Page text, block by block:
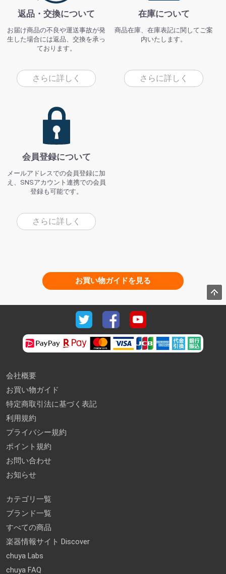
返品・交換について
お届け商品の不良や運送事故が発
生した場合には返品、交換を承っ
ております。
さらに詳しく
在庫について
商品在庫、在庫表記に関してご案
内いたします。
さらに詳しく
会員登録について
メールアドレスでの会員登録に加
え、SNSアカウント連携での会員
登録も可能です。
さらに詳しく
お買い物ガイドを見る
会社概要
お買い物ガイド
特定商取引法に基づく表記
利用規約
プライバシー規約
ポイント規約
お問い合わせ
お知らせ
カテゴリ一覧
ブランド一覧
すべての商品
楽器情報サイト Discover
chuya Labs
chuya FAQ